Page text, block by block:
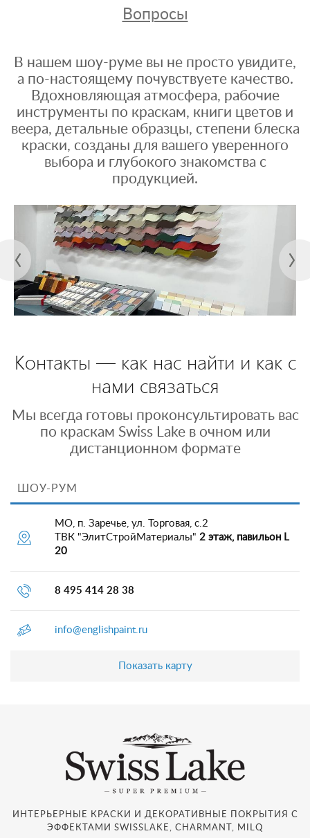
Вопросы
В нашем шоу-руме вы не просто увидите,
а по-настоящему почувствуете качество.
Вдохновляющая атмосфера, рабочие
инструменты по краскам, книги цветов и
веера, детальные образцы, степени блеска
краски, созданы для вашего уверенного
выбора и глубокого знакомства с
продукцией.
Контакты — как нас найти и как с
нами связаться
Мы всегда готовы проконсультировать вас
по краскам Swiss Lake в очном или
дистанционном формате
ШОУ-РУМ
МО, п. Заречье, ул. Торговая, с.2
ТВК "ЭлитСтройМатериалы" 2 этаж, павильон L
20
8 495 414 28 38
info@englishpaint.ru
Показать карту
ИНТЕРЬЕРНЫЕ КРАСКИ И ДЕКОРАТИВНЫЕ ПОКРЫТИЯ С
ЭФФЕКТАМИ SWISSLAKE, CHARMANT, MILQ